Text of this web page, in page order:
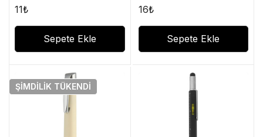
11₺
Sepete Ekle
16₺
Sepete Ekle
ŞIMDILIK TÜKENDI